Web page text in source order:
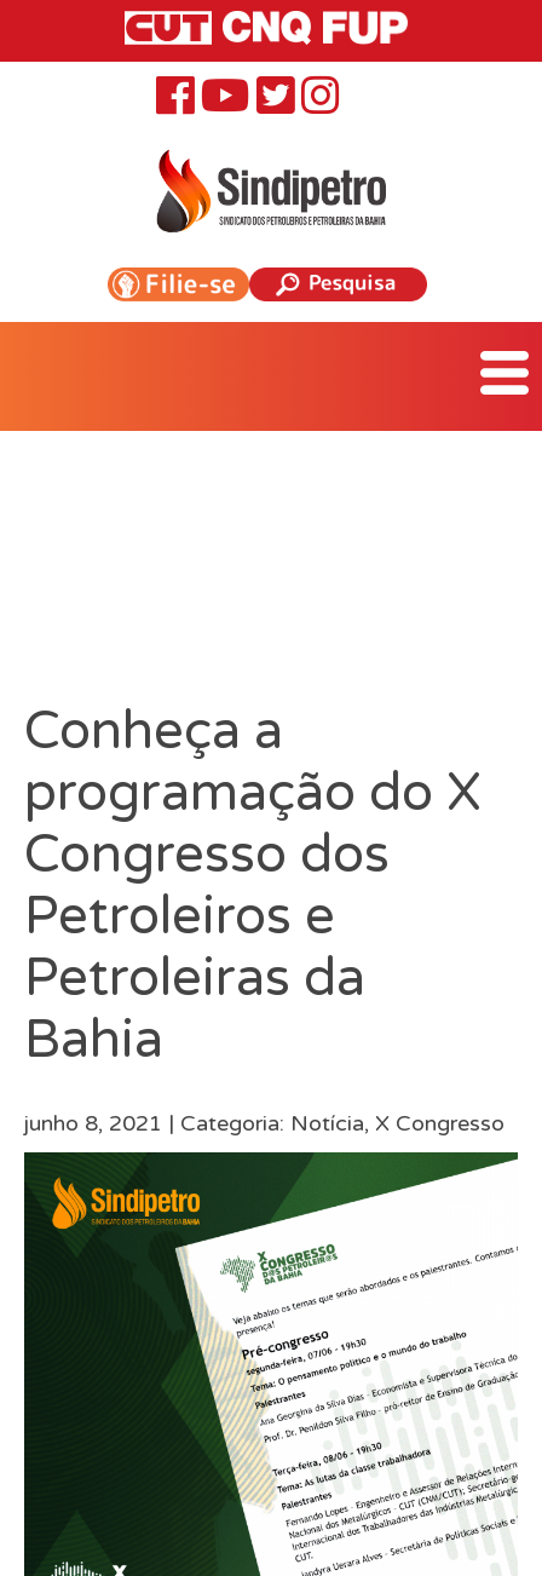
Conheça a
programação do X
Congresso dos
Petroleiros e
Petroleiras da
Bahia
junho 8, 2021 | Categoria: Notícia, X Congresso